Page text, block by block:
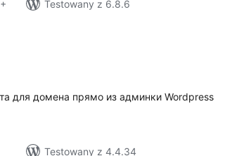
Testowany z 6.8.6
для домена прямо из админки Wordpress
Testowany z 4.4.34